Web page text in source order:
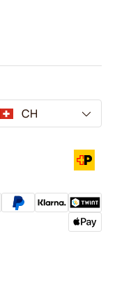
CH